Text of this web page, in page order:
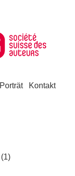
Porträt Kontakt
(1)